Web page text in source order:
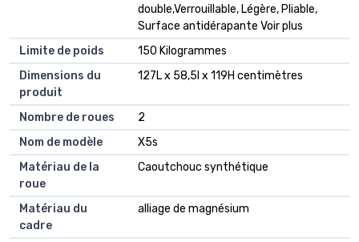
double,Verrouillable, Légère, Pliable,
Surface antidérapante Voir plus
Limite de poids
150 Kilogrammes
Dimensions du
produit
127L x 58,5l x 119H centimètres
Nombre de roues
2
Nom de modèle
X5s
Matériau de la
roue
Caoutchouc synthétique
Matériau du
cadre
alliage de magnésium